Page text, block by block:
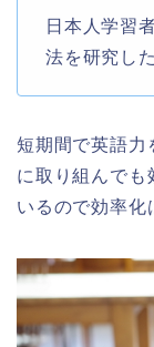
日本人学習
法を研究し
短期間で英語力
に取り組んでも
いるので効率化